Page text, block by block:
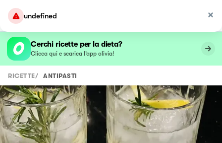
undefined
Cerchi ricette per la dieta?
Clicca qui e scarica l’app olivia!
RICETTE/ ANTIPASTI